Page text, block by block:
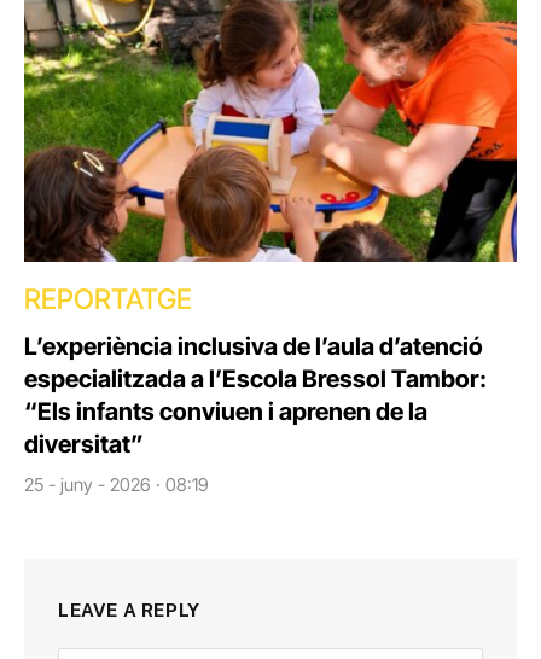
REPORTATGE
L’experiència inclusiva de l’aula d’atenció
especialitzada a l’Escola Bressol Tambor:
“Els infants conviuen i aprenen de la
diversitat”
25 - juny - 2026 · 08:19
LEAVE A REPLY